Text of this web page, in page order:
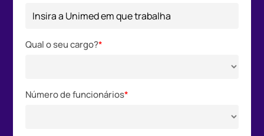
Qual o seu cargo?*
Número de funcionários*